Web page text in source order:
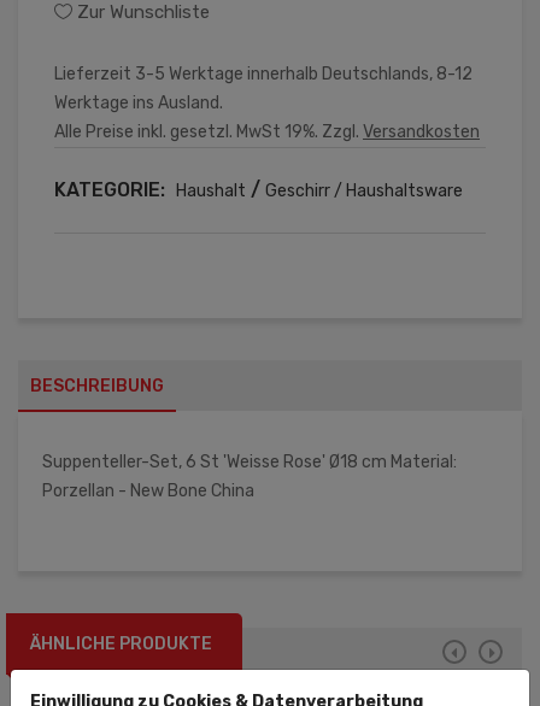
Zur Wunschliste
Lieferzeit 3-5 Werktage innerhalb Deutschlands, 8-12
Werktage ins Ausland.
Alle Preise inkl. gesetzl. MwSt 19%. Zzgl. Versandkosten
KATEGORIE: Haushalt / Geschirr / Haushaltsware
BESCHREIBUNG
Suppenteller-Set, 6 St 'Weisse Rose' Ø18 cm Material:
Porzellan - New Bone China
ÄHNLICHE PRODUKTE
Einwilligung zu Cookies & Datenverarbeitung